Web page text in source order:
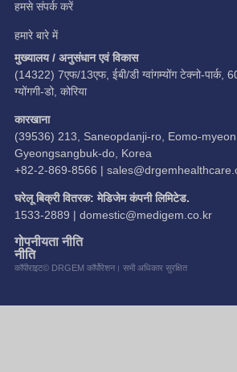
हमसे संपर्क करें
हमारे बारे में
मुख्यालय / अनुसंधान एवं विकास
(14322) 7एफ/13एफ, ईबी/डी ग्वांगम्योंग टेक्नो-पार्क, 60
ग्योंगगी-डो, कोरिया
कारखाना
(39536) 213, Saneopdanji-ro, Eomo-
Gyeongsangbuk-do, Korea
+82-2-869-8566 |
घरेलू बिक्री वितरक: मेडिजेम कंपनी लिमिटेड.
1533-2889 | domestic@medigem.co.kr
गोपनीयता नीति
नीति
कॉपीराइट© DRGEM कॉर्पोरेशन। सभी अधिकार सुरक्षित